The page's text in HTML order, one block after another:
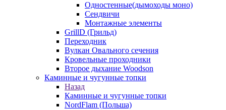
Одностенные(дымоходы моно)
Сендвичи
Монтажные элементы
GrillD (Грильд)
Переходник
Вулкан Овального сечения
Кровельные проходники
Второе дыхание Woodson
Каминные и чугунные топки
Назад
Каминные и чугунные топки
NordFlam (Польша)